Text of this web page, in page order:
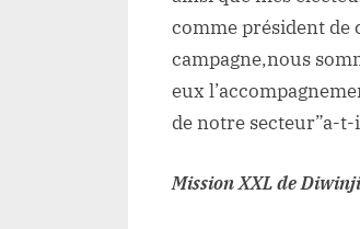
comme président de
campagne,nous
eux
de notre secteur”a-
Mission XXL de